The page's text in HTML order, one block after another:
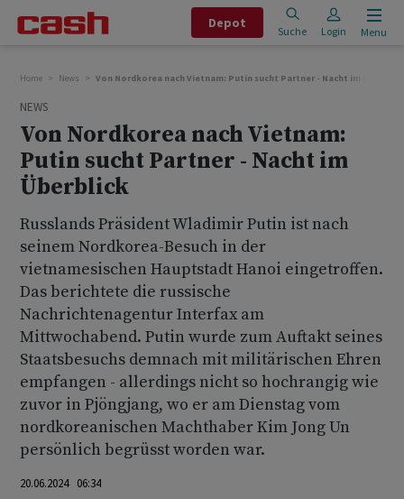
Depot
Suche Login Menu
Home News Von Nordkorea nach Vietnam: Putin sucht Partner - Nacht im Überblick
NEWS
Von Nordkorea nach Vietnam:
Putin sucht Partner - Nacht im
Überblick
Russlands Präsident Wladimir Putin ist nach
seinem Nordkorea-Besuch in der
vietnamesischen Hauptstadt Hanoi eingetroffen.
Das berichtete die russische
Nachrichtenagentur Interfax am
Mittwochabend. Putin wurde zum Auftakt seines
Staatsbesuchs demnach mit militärischen Ehren
empfangen - allerdings nicht so hochrangig wie
zuvor in Pjöngjang, wo er am Dienstag vom
nordkoreanischen Machthaber Kim Jong Un
persönlich begrüsst worden war.
20.06.2024 06:34